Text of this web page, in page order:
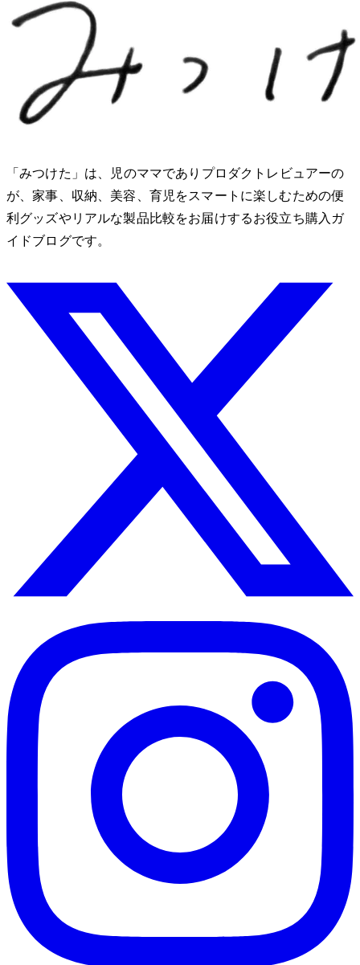
「みつけた」は、2児のママでありプロダクトレビュアーのMio
が、家事、収納、美容、育児をスマートに楽しむための便
利グッズやリアルな製品比較をお届けするお役立ち購入ガ
イドブログです。